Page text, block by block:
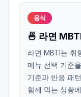
음식
🍜 라면
라면 MBTI는 취
메뉴 선택 기준
기준과 반응 패
함께 먹는 상황